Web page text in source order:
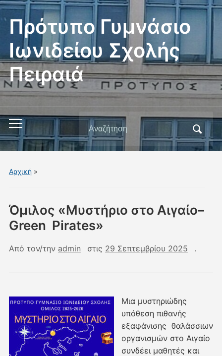
Πρότυπο Γυμνάσιο
Ιωνιδείου Σχολής
Πειραιά
Εναλλαγή
του
μενού
για
Αναζήτηση
για:
Αρχική»
Όμιλος «Μυστήριο στο Αιγαίο–
Green Pirates»
Από τον/την admin στις 29 Σεπτεμβρίου 2025 .
Μια μυστηριώδης
υπόθεση πιθανής
εξαφάνισης θαλάσσιων
οργανισμών στο Αιγαίο
συνδέει μαθητές και